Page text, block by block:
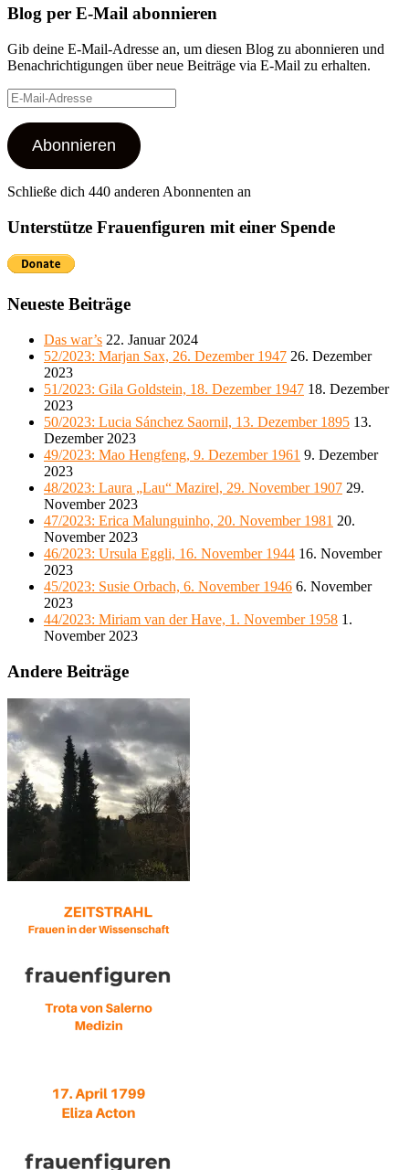
Blog per E-Mail abonnieren
Gib deine E-Mail-Adresse an, um diesen Blog zu abonnieren und
Benachrichtigungen über neue Beiträge via E-Mail zu erhalten.
E-
Mail-
Adresse
Abonnieren
Schließe dich 440 anderen Abonnenten an
Unterstütze Frauenfiguren mit einer Spende
Neueste Beiträge
Das war’s 22. Januar 2024
52/2023: Marjan Sax, 26. Dezember 1947 26. Dezember
2023
51/2023: Gila Goldstein, 18. Dezember 1947 18. Dezember
2023
50/2023: Lucia Sánchez Saornil, 13. Dezember 1895 13.
Dezember 2023
49/2023: Mao Hengfeng, 9. Dezember 1961 9. Dezember
2023
48/2023: Laura „Lau“ Mazirel, 29. November 1907 29.
November 2023
47/2023: Erica Malunguinho, 20. November 1981 20.
November 2023
46/2023: Ursula Eggli, 16. November 1944 16. November
2023
45/2023: Susie Orbach, 6. November 1946 6. November
2023
44/2023: Miriam van der Have, 1. November 1958 1.
November 2023
Andere Beiträge